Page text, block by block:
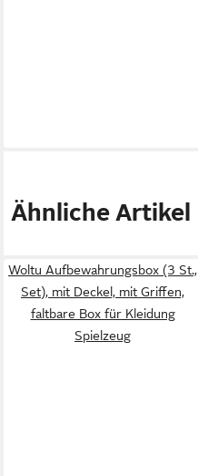
Ähnliche Artikel
Woltu Aufbewahrungsbox (3 St.,
Set), mit Deckel, mit Griffen,
faltbare Box für Kleidung
Spielzeug